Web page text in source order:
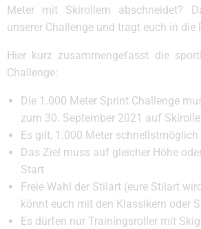
Meter mit Skirollern abschneidet?
unserer Challenge und tragt euch in die
Hier kurz zusammengefasst die
Challenge:
Die 1.000 Meter Sprint Challenge
zum 30. September 2021 auf
Es gilt, 1.000 Meter
Das Ziel muss auf gleicher Höhe
Start
Freie Wahl der Stilart (eure Stilart
könnt euch mit den Klassikern oder
Es dürfen nur Trainingsroller mit